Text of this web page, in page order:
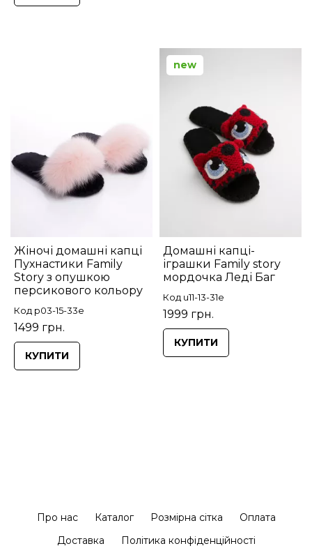
Жіночі домашні капці
Пухнастики Family
Story з опушкою
персикового кольору
Код p03-15-33e
1499 грн.
КУПИТИ
Домашні капці-
іграшки Family story
мордочка Леді Баг
Код u11-13-31e
1999 грн.
new
КУПИТИ
Про нас Каталог Розмірна сітка
Оплата
Доставка
Політика конфіденційності